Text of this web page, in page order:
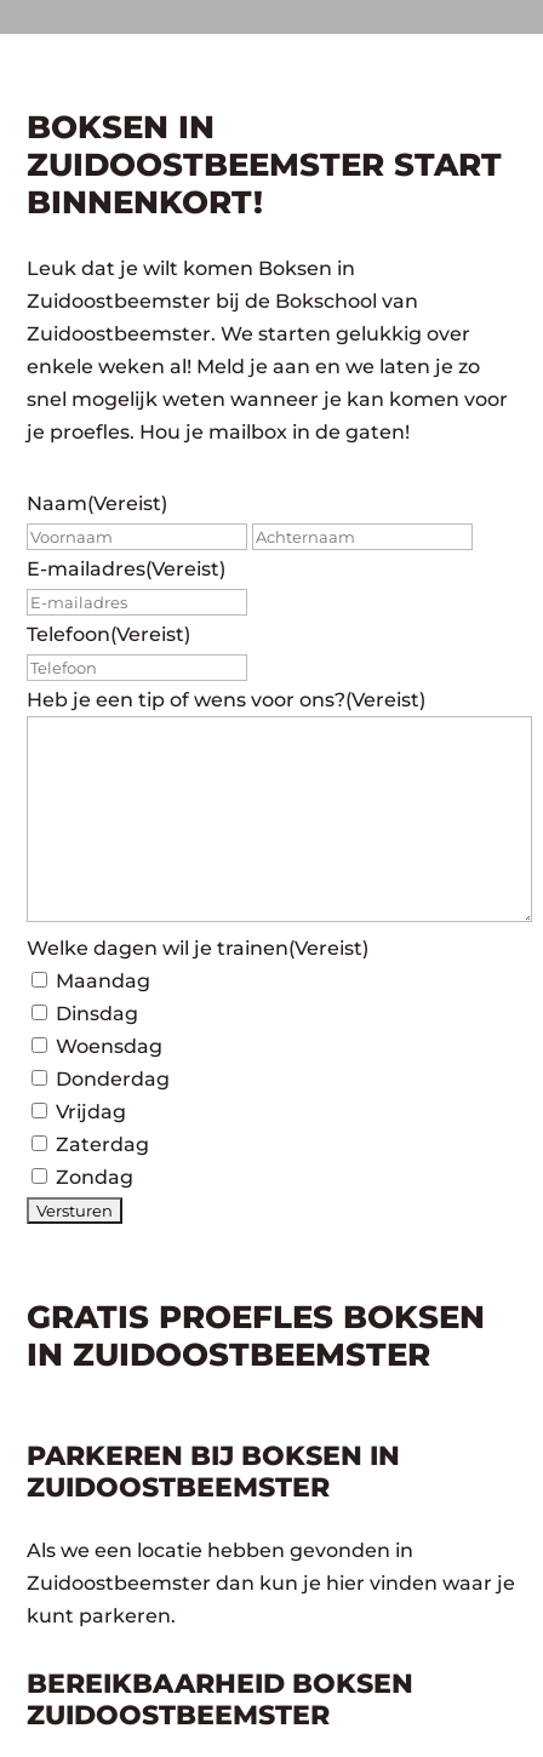
BOKSEN IN
ZUIDOOSTBEEMSTER START
BINNENKORT!
Leuk dat je wilt komen Boksen in
Zuidoostbeemster bij de Bokschool van
Zuidoostbeemster. We starten gelukkig over
enkele weken al! Meld je aan en we laten je zo
snel mogelijk weten wanneer je kan komen voor
je proefles. Hou je mailbox in de gaten!
Naam(Vereist)
Voornaam
E-mailadres(Vereist)
Telefoon(Vereist)
Heb je een tip of wens voor ons?(Vereist)
Welke dagen wil je trainen(Vereist)
Maandag
Dinsdag
Woensdag
Donderdag
Vrijdag
Zaterdag
Zondag
GRATIS PROEFLES BOKSEN
IN ZUIDOOSTBEEMSTER
PARKEREN BIJ BOKSEN IN
ZUIDOOSTBEEMSTER
Als we een locatie hebben gevonden in
Zuidoostbeemster dan kun je hier vinden waar je
kunt parkeren.
BEREIKBAARHEID BOKSEN
ZUIDOOSTBEEMSTER